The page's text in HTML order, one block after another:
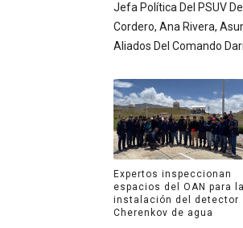
Jefa Política Del PSUV
Cordero, Ana Rivera,
Aliados Del Comando
Expertos inspeccionan
espacios del OAN para la
instalación del detector
Cherenkov de agua